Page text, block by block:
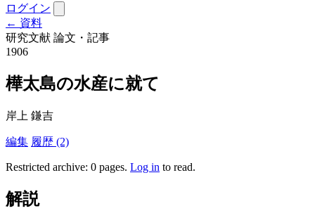
ログイン
← 資料
研究文献 論文・記事
1906
樺太島の水産に就て
岸上 鎌吉
編集 履歴 (2)
Restricted archive: 0 pages. Log in to read.
解説